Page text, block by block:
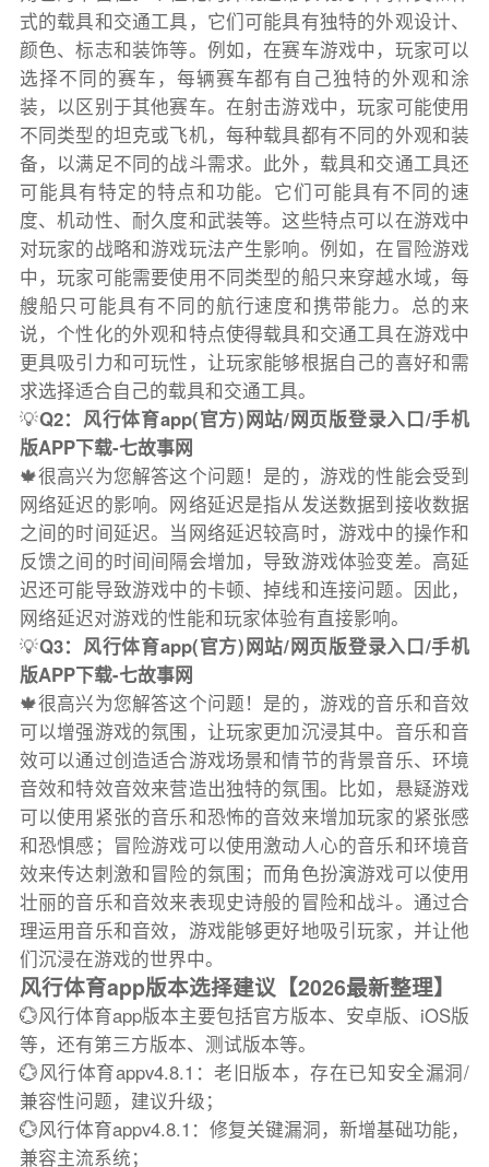
式的载具和交通工具，它们可能具有独特的外观设计、
颜色、标志和装饰等。例如，在赛车游戏中，玩家可以
选择不同的赛车，每辆赛车都有自己独特的外观和涂
装，以区别于其他赛车。在射击游戏中，玩家可能使用
不同类型的坦克或飞机，每种载具都有不同的外观和装
备，以满足不同的战斗需求。此外，载具和交通工具还
可能具有特定的特点和功能。它们可能具有不同的速
度、机动性、耐久度和武装等。这些特点可以在游戏中
对玩家的战略和游戏玩法产生影响。例如，在冒险游戏
中，玩家可能需要使用不同类型的船只来穿越水域，每
艘船只可能具有不同的航行速度和携带能力。总的来
说，个性化的外观和特点使得载具和交通工具在游戏中
更具吸引力和可玩性，让玩家能够根据自己的喜好和需
求选择适合自己的载具和交通工具。
💡Q2：风行体育app(官方)网站/网页版登录入口/手机
版APP下载-七故事网
🍁很高兴为您解答这个问题！是的，游戏的性能会受到
网络延迟的影响。网络延迟是指从发送数据到接收数据
之间的时间延迟。当网络延迟较高时，游戏中的操作和
反馈之间的时间间隔会增加，导致游戏体验变差。高延
迟还可能导致游戏中的卡顿、掉线和连接问题。因此，
网络延迟对游戏的性能和玩家体验有直接影响。
💡Q3：风行体育app(官方)网站/网页版登录入口/手机
版APP下载-七故事网
🍁很高兴为您解答这个问题！是的，游戏的音乐和音效
可以增强游戏的氛围，让玩家更加沉浸其中。音乐和音
效可以通过创造适合游戏场景和情节的背景音乐、环境
音效和特效音效来营造出独特的氛围。比如，悬疑游戏
可以使用紧张的音乐和恐怖的音效来增加玩家的紧张感
和恐惧感；冒险游戏可以使用激动人心的音乐和环境音
效来传达刺激和冒险的氛围；而角色扮演游戏可以使用
壮丽的音乐和音效来表现史诗般的冒险和战斗。通过合
理运用音乐和音效，游戏能够更好地吸引玩家，并让他
们沉浸在游戏的世界中。
风行体育app版本选择建议【2026最新整理】
💮风行体育app版本主要包括官方版本、安卓版、iOS版
等，还有第三方版本、测试版本等。
💮风行体育appv4.8.1：老旧版本，存在已知安全漏洞/
兼容性问题，建议升级；
💮风行体育appv4.8.1：修复关键漏洞，新增基础功能，
兼容主流系统；